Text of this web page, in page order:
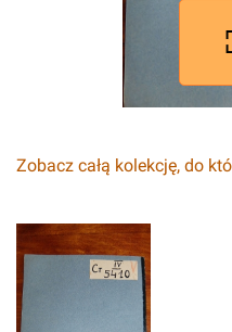
Zobacz całą kolekcję, do